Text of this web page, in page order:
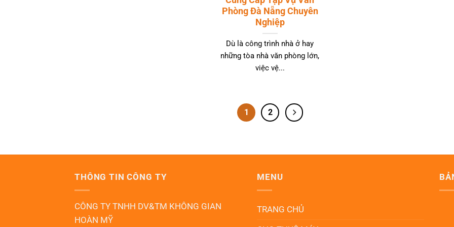
Phòng Đà Nẵng Chuyên
Nghiệp
Dù là công trình nhà ở hay
những tòa nhà văn phòng lớn,
việc vệ...
1 2
THÔNG TIN CÔNG TY
CÔNG TY TNHH DV&TM KHÔNG GIAN
HOÀN MỸ
MENU
TRANG CHỦ